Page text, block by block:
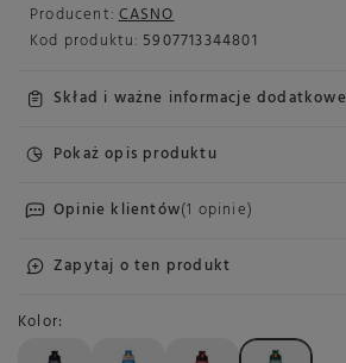
Producent: CASNO
Kod produktu: 5907713344801
Skład i ważne informacje dodatkowe
Pokaż opis produktu
Opinie klientów(1 opinie)
Zapytaj o ten produkt
Kolor